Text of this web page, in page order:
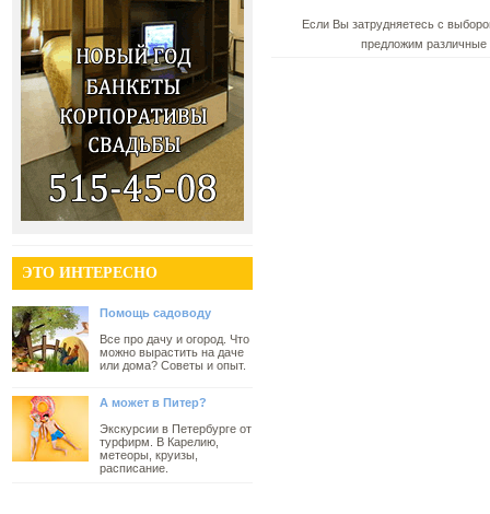
ЭТО ИНТЕРЕСНО
Помощь садоводу
Все про дачу и огород. Что
можно вырастить на даче
или дома? Советы и опыт.
А может в Питер?
Экскурсии в Петербурге от
турфирм. В Карелию,
метеоры, круизы,
расписание.
Если Вы затрудняетесь с
предложим различные